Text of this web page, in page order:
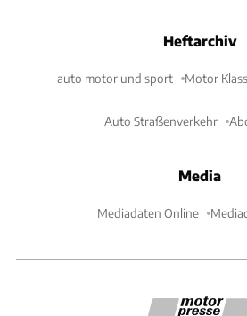
Heftarchiv
auto motor und sport Motor
Auto Straßenverkehr
Media
Mediadaten Online